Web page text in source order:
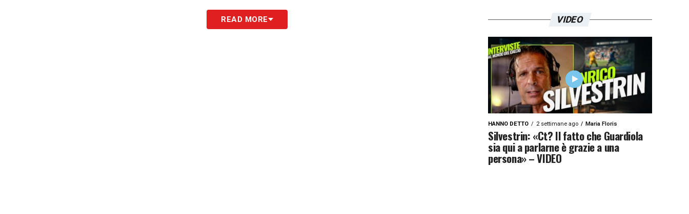
LA PLAYLIST DELLE NOSTRE TOP NEWSREAD MORE VIDEO
HANNO DETTO 2 settimane ago Maria Floris
Silvestrin: «Ct? Il fatto che Guardiola
sia qui a parlarne è grazie a una
persona» – VIDEO